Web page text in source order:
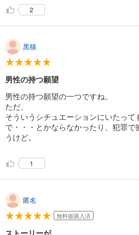
2
黒猫
男性の持つ願望
男性の持つ願望の一つですね。
ただ、
そういうシチュエーションにいたって
で・・・とかならなかったり、犯罪で
うけど。
1
匿名
無料版購入済
ストーリーが